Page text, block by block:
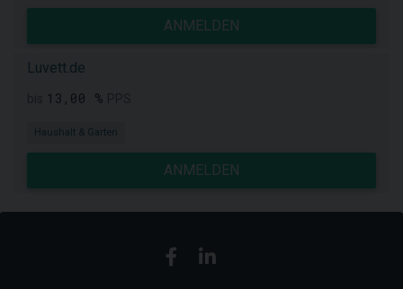
ANMELDEN
Luvett.de
13,00 %
Haushalt & Garten
ANMELDEN